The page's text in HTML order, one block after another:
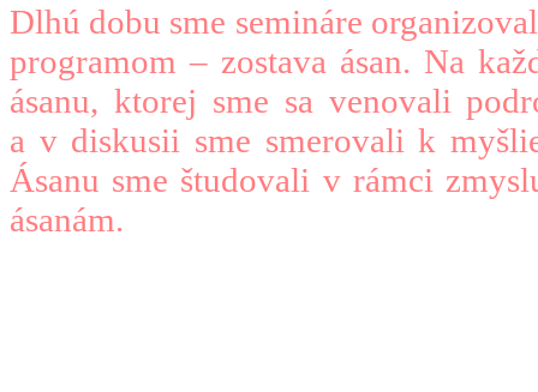
Dlhú dobu sme semináre
programom – zostava ásan. Na
ásanu, ktorej sme sa venovali
a v diskusii sme smerovali k
Ásanu sme študovali v rámci
ásanám.